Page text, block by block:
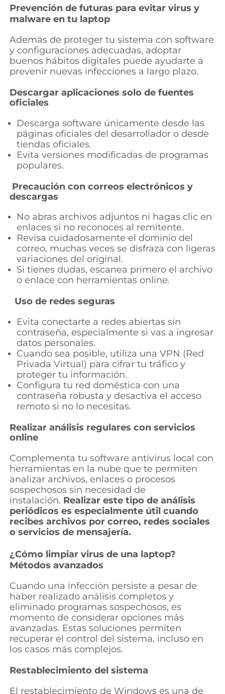
Prevención de futuras para evitar virus y
malware en tu laptop
Además de proteger tu sistema con software
y configuraciones adecuadas, adoptar
buenos hábitos digitales puede ayudarte a
prevenir nuevas infecciones a largo plazo.
Descargar aplicaciones solo de fuentes
oficiales
Descarga software únicamente desde las
páginas oficiales del desarrollador o desde
tiendas oficiales.
Evita versiones modificadas de programas
populares.
Precaución con correos electrónicos y
descargas
No abras archivos adjuntos ni hagas clic en
enlaces si no reconoces al remitente.
Revisa cuidadosamente el dominio del
correo, muchas veces se disfraza con ligeras
variaciones del original.
Si tienes dudas, escanea primero el archivo
o enlace con herramientas online.
Uso de redes seguras
Evita conectarte a redes abiertas sin
contraseña, especialmente si vas a ingresar
datos personales.
Cuando sea posible, utiliza una VPN (Red
Privada Virtual) para cifrar tu tráfico y
proteger tu información.
Configura tu red doméstica con una
contraseña robusta y desactiva el acceso
remoto si no lo necesitas.
Realizar análisis regulares con servicios
online
Complementa tu software antivirus local con
herramientas en la nube que te permiten
analizar archivos, enlaces o procesos
sospechosos sin necesidad de
instalación. Realizar este tipo de análisis
periódicos es especialmente útil cuando
recibes archivos por correo, redes sociales
o servicios de mensajería.
¿Cómo limpiar virus de una laptop?
Métodos avanzados
Cuando una infección persiste a pesar de
haber realizado análisis completos y
eliminado programas sospechosos, es
momento de considerar opciones más
avanzadas. Estas soluciones permiten
recuperar el control del sistema, incluso en
los casos más complejos.
Restablecimiento del sistema
El restablecimiento de Windows es una de